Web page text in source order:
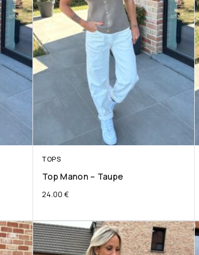
TOPS
Top Manon – Taupe
24.00 €